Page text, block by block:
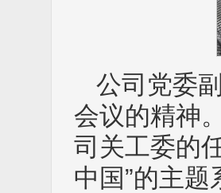
公司党委
会议的精神
司关工委的
中国”的主